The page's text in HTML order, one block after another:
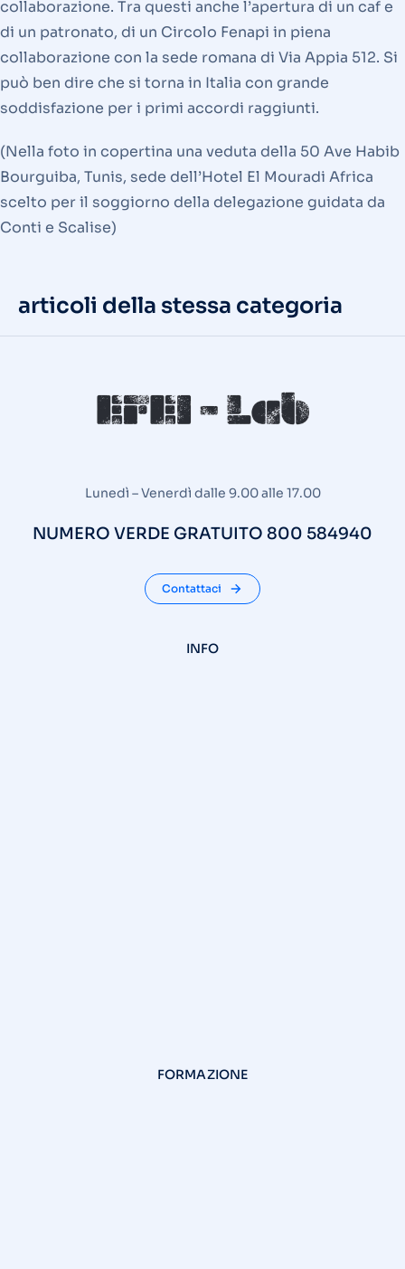
collaborazione. Tra questi anche l’apertura di un caf e
di un patronato, di un Circolo Fenapi in piena
collaborazione con la sede romana di Via Appia 512. Si
può ben dire che si torna in Italia con grande
soddisfazione per i primi accordi raggiunti.
(Nella foto in copertina una veduta della 50 Ave Habib
Bourguiba, Tunis, sede dell’Hotel El Mouradi Africa
scelto per il soggiorno della delegazione guidata da
Conti e Scalise)
articoli della stessa categoria
Lunedì – Venerdì dalle 9.00 alle 17.00
NUMERO VERDE GRATUITO 800 584940
Contattaci
INFO
FORMAZIONE